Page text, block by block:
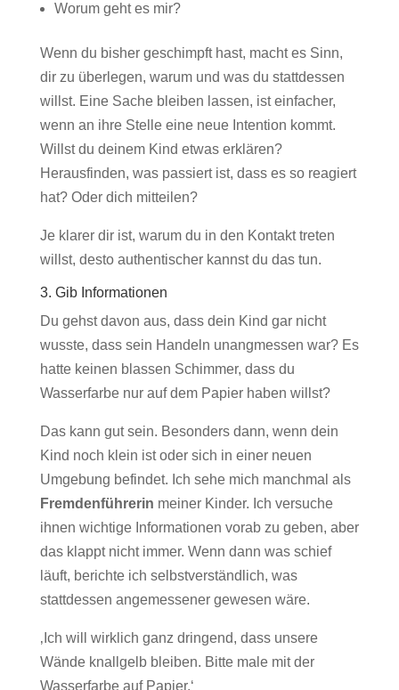
Worum geht es mir?
Wenn du bisher geschimpft hast, macht es Sinn,
dir zu überlegen, warum und was du stattdessen
willst. Eine Sache bleiben lassen, ist einfacher,
wenn an ihre Stelle eine neue Intention kommt.
Willst du deinem Kind etwas erklären?
Herausfinden, was passiert ist, dass es so reagiert
hat? Oder dich mitteilen?
Je klarer dir ist, warum du in den Kontakt treten
willst, desto authentischer kannst du das tun.
3. Gib Informationen
Du gehst davon aus, dass dein Kind gar nicht
wusste, dass sein Handeln unangmessen war? Es
hatte keinen blassen Schimmer, dass du
Wasserfarbe nur auf dem Papier haben willst?
Das kann gut sein. Besonders dann, wenn dein
Kind noch klein ist oder sich in einer neuen
Umgebung befindet. Ich sehe mich manchmal als
Fremdenführerin meiner Kinder. Ich versuche
ihnen wichtige Informationen vorab zu geben, aber
das klappt nicht immer. Wenn dann was schief
läuft, berichte ich selbstverständlich, was
stattdessen angemessener gewesen wäre.
‚Ich will wirklich ganz dringend, dass unsere
Wände knallgelb bleiben. Bitte male mit der
Wasserfarbe auf Papier.‘